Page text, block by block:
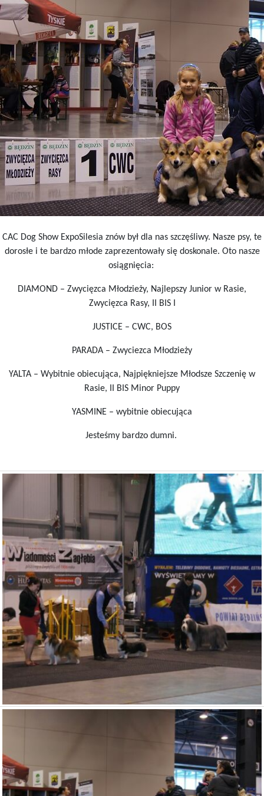
CAC Dog Show ExpoSilesia znów był dla nas szczęśliwy. Nasze psy, te
dorosłe i te bardzo młode zaprezentowały się doskonale. Oto nasze
osiągnięcia:
DIAMOND – Zwycięzca Młodzieży, Najlepszy Junior w Rasie,
Zwycięzca Rasy, II BIS I
JUSTICE – CWC, BOS
PARADA – Zwyciezca Młodzieży
YALTA – Wybitnie obiecująca, Najpiękniejsze Młodsze Szczenię w
Rasie, II BIS Minor Puppy
YASMINE – wybitnie obiecująca
Jesteśmy bardzo dumni.